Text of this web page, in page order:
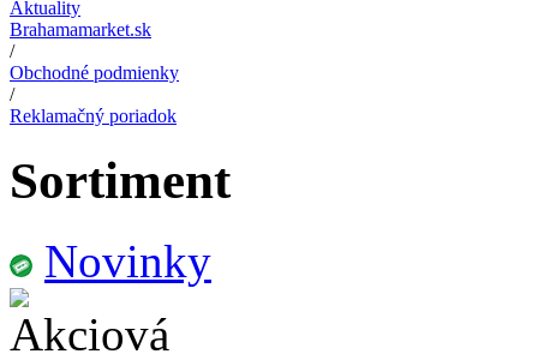
Aktuality
Brahamamarket.sk
/
Obchodné podmienky
/
Reklamačný poriadok
Sortiment
Novinky